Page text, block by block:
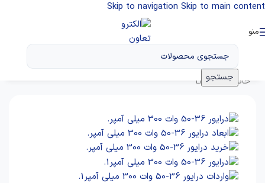
Skip to navigation Skip to main content
منو
جستجو خانه /درایور LED